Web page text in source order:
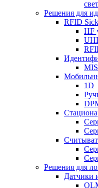
Решения для
RFID Sick
HF
MIS
1D
Решения для
Датчики